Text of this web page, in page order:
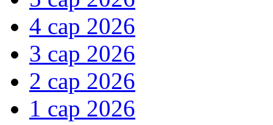
4 сар 2026
3 сар 2026
2 сар 2026
1 сар 2026